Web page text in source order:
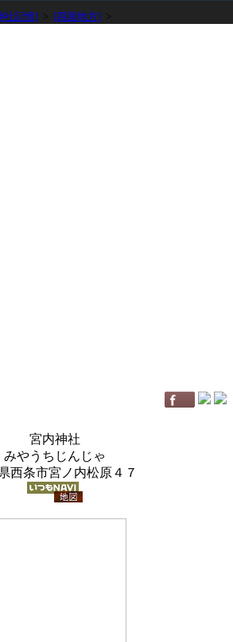
社記憶] [四国地方]
宮内神社
みやうちじんじゃ
西条市宮ノ内松原４７